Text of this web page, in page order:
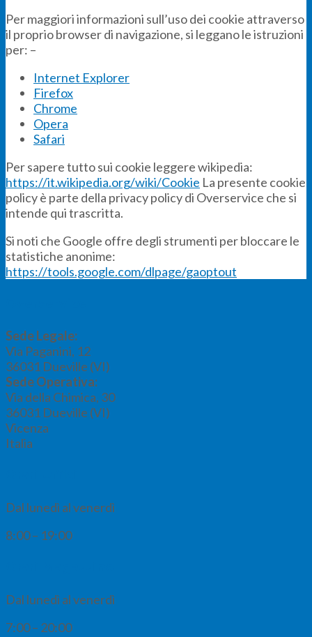
Per maggiori informazioni sull’uso dei cookie attraverso
il proprio browser di navigazione, si leggano le istruzioni
per: –
Internet Explorer
Firefox
Chrome
Opera
Safari
Per sapere tutto sui cookie leggere wikipedia:
https://it.wikipedia.org/wiki/Cookie La presente cookie
policy è parte della privacy policy di Overservice che si
intende qui trascritta.
Si noti che Google offre degli strumenti per bloccare le
statistiche anonime:
https://tools.google.com/dlpage/gaoptout
Sede Legale:
Via Paganini, 12
36031 Dueville (VI)
Sede Operativa:
Via della Chimica, 30
36031 Dueville (VI)
Vicenza
Italia
Dal lunedì al venerdì
8:00 – 19:00
Dal lunedì al venerdì
7:00 – 20:00